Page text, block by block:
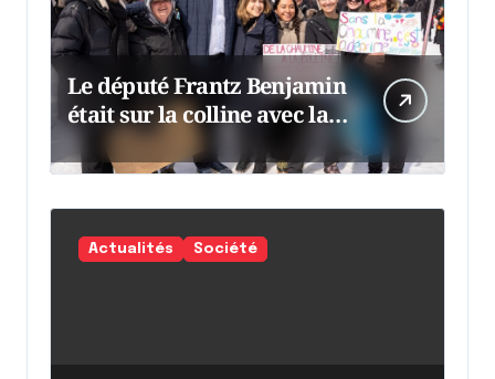
Le député Frantz Benjamin
était sur la colline avec la
chaumine
Actualités Société